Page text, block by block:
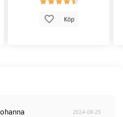
Köp
2014-08-25